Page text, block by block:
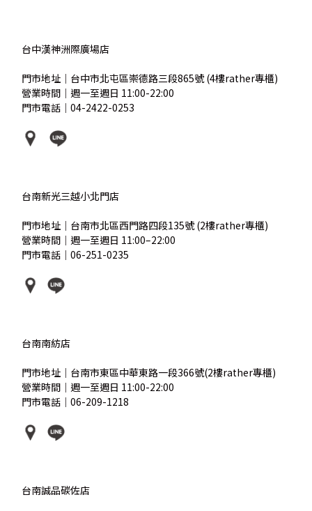
台中漢神洲際廣場店
門市地址｜台中市北屯區崇德路三段865號 (4樓rather專櫃)
營業時間｜週一至週日 11:00-22:00
門市電話｜04-2422-0253
台南新光三越小北門店
門市地址｜台南市北區西門路四段135號 (2樓rather專櫃)
營業時間｜週一至週日 11:00–22:00
門市電話｜06-251-0235
台南南紡店
門市地址｜台南市東區中華東路一段366號(2樓rather專櫃)
營業時間｜週一至週日 11:00-22:00
門市電話｜06-209-1218
台南誠品碳佐店